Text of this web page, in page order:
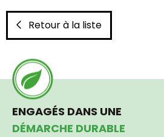
Retour à la liste
ENGAGÉS DANS UNE
DÉMARCHE DURABLE